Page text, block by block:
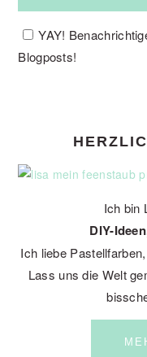
YAY!
Blogposts!
Ich bin
DIY-
Ich liebe
Lass uns die Welt